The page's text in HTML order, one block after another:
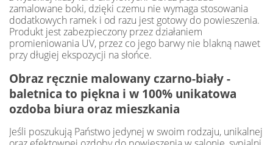
zamalowane boki, dzięki czemu nie wymaga stosowania
dodatkowych ramek i od razu jest gotowy do powieszenia.
Produkt jest zabezpieczony przez działaniem
promieniowania UV, przez co jego barwy nie blakną nawet
przy długiej ekspozycji na słońce.
Obraz ręcznie malowany czarno-biały -
baletnica to piękna i w 100% unikatowa
ozdoba biura oraz mieszkania
Jeśli poszukują Państwo jedynej w swoim rodzaju, unikalnej